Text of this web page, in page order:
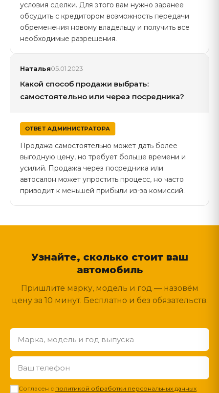
условия сделки. Для этого вам нужно заранее
обсудить с кредитором возможность передачи
обременения новому владельцу и получить все
необходимые разрешения.
Наталья05.01.2023
Какой способ продажи выбрать:
самостоятельно или через посредника?
ОТВЕТ АДМИНИСТРАТОРА
Продажа самостоятельно может дать более
выгодную цену, но требует больше времени и
усилий. Продажа через посредника или
автосалон может упростить процесс, но часто
приводит к меньшей прибыли из-за комиссий.
Узнайте, сколько стоит ваш
автомобиль
Пришлите марку, модель и год — назовём
цену за 10 минут. Бесплатно и без обязательств.
Согласен с политикой обработки персональных данных